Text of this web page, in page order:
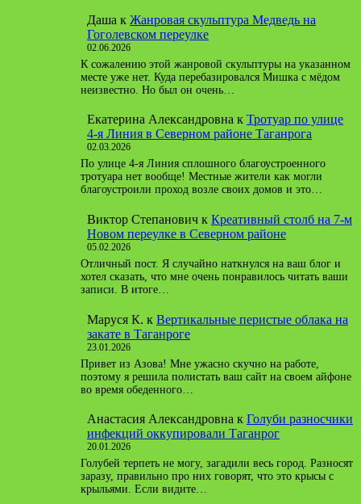
Даша к Жанровая скульптура Медведь на
Гоголевском переулке
02.06.2026
К сожалению этой жанровой скульптуры на указанном
месте уже нет. Куда перебазировался Мишка с мёдом
неизвестно. Но был он очень…
Екатерина Александровна к Тротуар по улице
4-я Линия в Северном районе Таганрога
02.03.2026
По улице 4-я Линия сплошного благоустроенного
тротуара нет вообще! Местные жители как могли
благоустроили проход возле своих домов и это…
Виктор Степанович к Креативный столб на 7-м
Новом переулке в Северном районе
05.02.2026
Отличный пост. Я случайно наткнулся на ваш блог и
хотел сказать, что мне очень понравилось читать ваши
записи. В итоге…
Маруся К. к Вертикальные перистые облака на
закате в Таганроге
23.01.2026
Привет из Азова! Мне ужасно скучно на работе,
поэтому я решила полистать ваш сайт на своем айфоне
во время обеденного…
Анастасия Александровна к Голуби разносчики
инфекций оккупировали Таганрог
20.01.2026
Голубей терпеть не могу, загадили весь город. Разносят
заразу, правильно про них говорят, что это крысы с
крыльями. Если видите…